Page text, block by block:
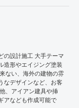
の設計施工 大手テーマ
造形やエイジング塗装
ない、海外の建物の雰
なデザインなど、お客
、アイアン建具や挿
アなども作成可能で